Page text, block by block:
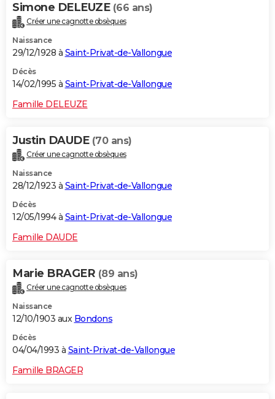
Simone DELEUZE (66 ans)
Créer une cagnotte obsèques
Naissance
29/12/1928 à Saint-Privat-de-Vallongue
Décès
14/02/1995 à Saint-Privat-de-Vallongue
Famille DELEUZE
Justin DAUDE (70 ans)
Créer une cagnotte obsèques
Naissance
28/12/1923 à Saint-Privat-de-Vallongue
Décès
12/05/1994 à Saint-Privat-de-Vallongue
Famille DAUDE
Marie BRAGER (89 ans)
Créer une cagnotte obsèques
Naissance
12/10/1903 aux Bondons
Décès
04/04/1993 à Saint-Privat-de-Vallongue
Famille BRAGER